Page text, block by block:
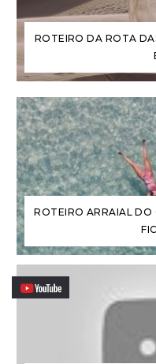
ROTEIRO DA ROTA
ROTEIRO ARRAIAL DO